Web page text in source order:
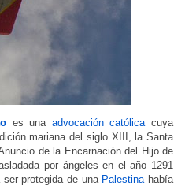
es una advocación católica cuya
mariana del siglo XIII, la Santa
de la Encarnación del Hijo de
por ángeles en el año 1291
ser protegida de una Palestina había